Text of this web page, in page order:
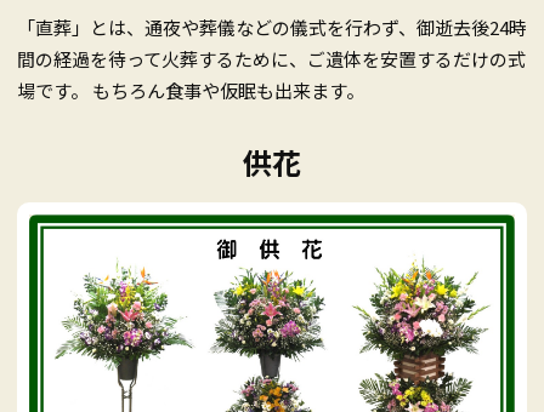
「直葬」とは、通夜や葬儀などの儀式を行わず、御逝去後24時
間の経過を待って火葬するために、ご遺体を安置するだけの式
場です。 もちろん食事や仮眠も出来ます。
供花